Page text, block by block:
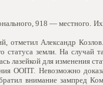
918 — местного.
отметил Александр
земли. На случай
лазейкой для изменения
ООПТ. Невозможно
внимание зампред